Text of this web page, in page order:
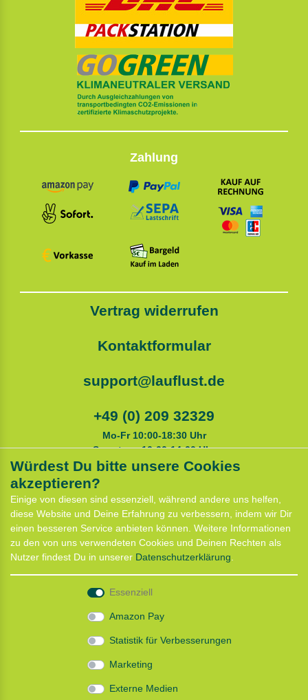
Zahlung
Vertrag widerrufen
Kontaktformular
support@lauflust.de
+49 (0) 209 32329
Mo-Fr 10:00-18:30 Uhr
Samstags 10:00-14:00 Uhr
Anfahrt
Kontaktformular
Termin für Hundeberatung
CaniX Seminare
Lauf Seminar
Laufen mit Lauflust
Batterieentsorgung
Daten­schutz­erklärung
AGB
Würdest Du bitte unsere Cookies
akzeptieren?
Einige von diesen sind essenziell, während andere uns helfen,
diese Website und Deine Erfahrung zu verbessern, indem wir Dir
einen besseren Service anbieten können. Weitere Informationen
zu den von uns verwendeten Cookies und Deinen Rechten als
Nutzer findest Du in unserer Daten­schutz­erklärung
Essenziell
Amazon Pay
Statistik für Verbesserungen
Marketing
Externe Medien